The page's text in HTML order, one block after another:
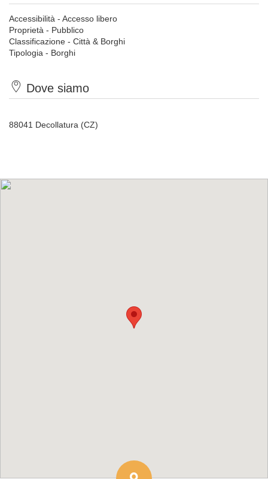
Accessibilità - Accesso libero
Proprietà - Pubblico
Classificazione - Città & Borghi
Tipologia - Borghi
Dove siamo
88041 Decollatura (CZ)